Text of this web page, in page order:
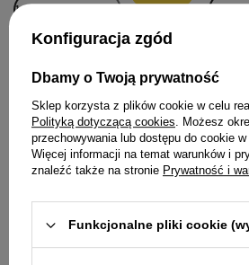
Mokra karma weterynaryjna
dla psa z cukrzycą 4Vets
dla
Konfiguracja zgód
Dbamy o Twoją prywatność
Sklep korzysta z plików cookie w celu
Polityką dotyczącą cookies. Możesz
przechowywania lub dostępu do cookie
Więcej informacji na temat warunków i
znaleźć także na stronie Prywatność i
Funkcjonalne pliki cookie